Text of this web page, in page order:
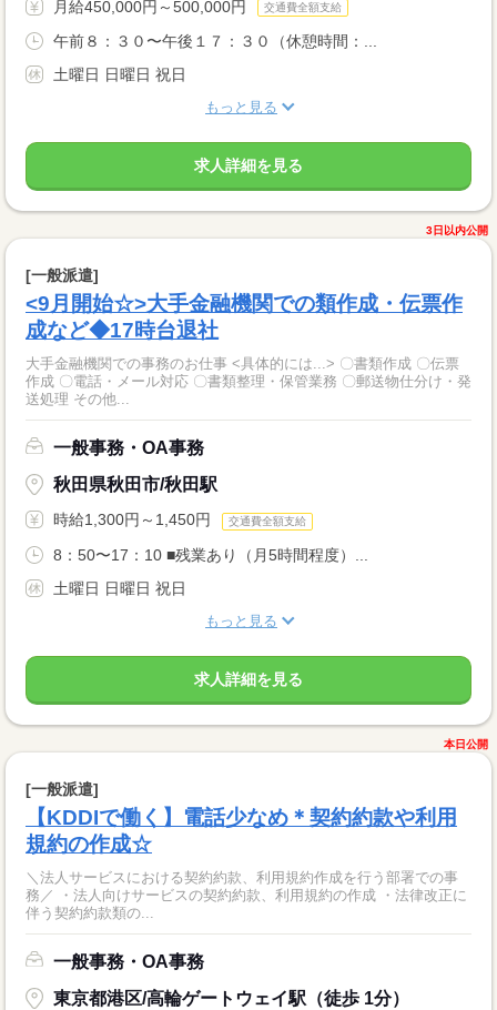
月給450,000円～500,000円 交通費全額支給
午前８：３０〜午後１７：３０（休憩時間：...
土曜日 日曜日 祝日
もっと見る
求人詳細を見る
3日以内公開
[一般派遣]
<9月開始☆>大手金融機関での類作成・伝票作
成など◆17時台退社
大手金融機関での事務のお仕事 <具体的には...> 〇書類作成 〇伝票
作成 〇電話・メール対応 〇書類整理・保管業務 〇郵送物仕分け・発
送処理 その他...
一般事務・OA事務
秋田県秋田市/秋田駅
時給1,300円～1,450円 交通費全額支給
8：50〜17：10 ■残業あり（月5時間程度）...
土曜日 日曜日 祝日
もっと見る
求人詳細を見る
本日公開
[一般派遣]
【KDDIで働く】電話少なめ＊契約約款や利用
規約の作成☆
＼法人サービスにおける契約約款、利用規約作成を行う部署での事
務／ ・法人向けサービスの契約約款、利用規約の作成 ・法律改正に
伴う契約約款類の...
一般事務・OA事務
東京都港区/高輪ゲートウェイ駅（徒歩 1分）